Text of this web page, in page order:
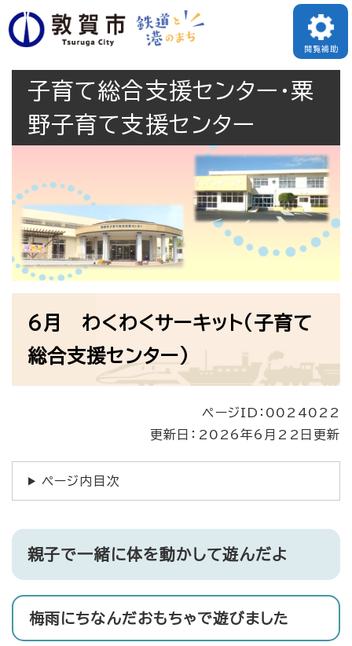
ペ
ー
頭
す
メニューを飛ばして本文へ
閲覧補助
子育て総合支援センター・粟
野子育て支援センター
6月 わくわくサーキット（子育て
総合支援センター）
ページID：0024022
更新日：2026年6月22日更新
ページ内目次
親子で一緒に体を動かして遊んだよ
梅雨にちなんだおもちゃで遊びました